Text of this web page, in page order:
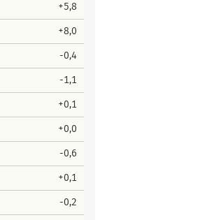
+5,8
+8,0
-0,4
-1,1
+0,1
+0,0
-0,6
+0,1
-0,2